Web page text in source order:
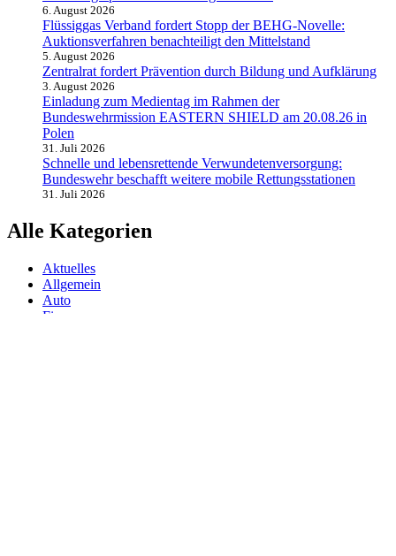
6. August 2026
Flüssiggas Verband fordert Stopp der BEHG-Novelle:
Auktionsverfahren benachteiligt den Mittelstand
5. August 2026
Zentralrat fordert Prävention durch Bildung und Aufklärung
3. August 2026
Einladung zum Medientag im Rahmen der
Bundeswehrmission EASTERN SHIELD am 20.08.26 in
Polen
31. Juli 2026
Schnelle und lebensrettende Verwundetenversorgung:
Bundeswehr beschafft weitere mobile Rettungsstationen
31. Juli 2026
Alle Kategorien
Aktuelles
Allgemein
Auto
Finanzen